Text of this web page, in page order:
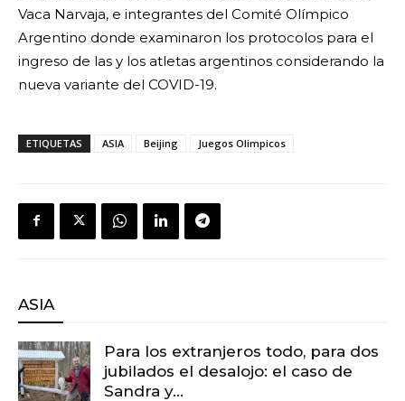
Vaca Narvaja, e integrantes del Comité Olímpico
Argentino donde examinaron los protocolos para el
ingreso de las y los atletas argentinos considerando la
nueva variante del COVID-19.
ETIQUETAS ASIA Beijing Juegos Olimpicos
ASIA
Para los extranjeros todo, para dos
jubilados el desalojo: el caso de
Sandra y...